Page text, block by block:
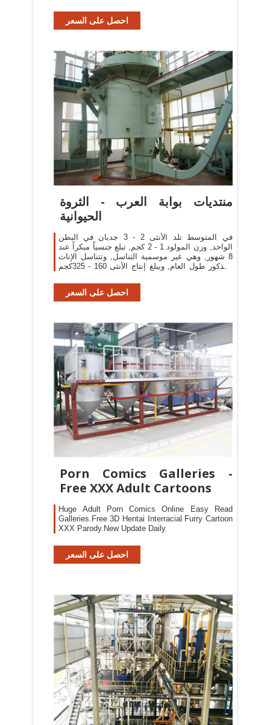
احصل على السعر
منتديات بوابة العرب - الثروة
الحيوانية
في المتوسط تلد الأنثى 2 - 3 جديان في البطن
الواحد, وزن المولود 1 - 2 كجم, تبلغ جنسياً مبكراً عند
8 شهور, وهي غير موسمية التناسل, وتتناسل الإناث
والذكور طول العام, ويبلغ إنتاج الأنثى 160 - 325كجم
احصل على السعر
Porn Comics Galleries -
Free XXX Adult Cartoons
Huge Adult Porn Comics Online Easy Read
Galleries.Free 3D Hentai Interracial Furry Cartoon
XXX Parody.New Update Daily.
احصل على السعر